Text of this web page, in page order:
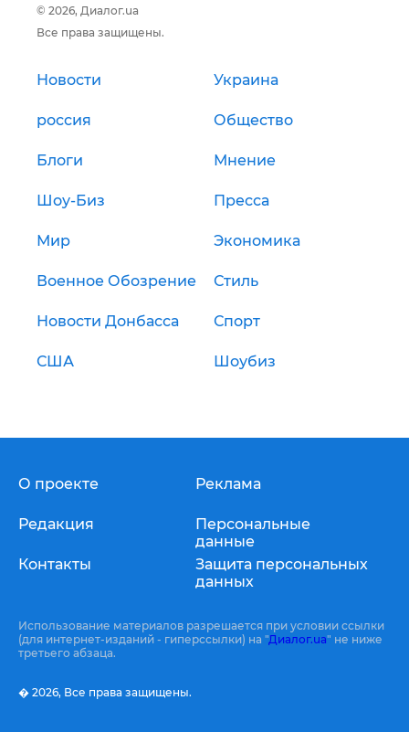
© 2026, Диалог.ua
Все права защищены.
Новости Украина
россия Общество
Блоги Мнение
Шоу-Биз Пресса
Мир Экономика
Военное Обозрение Стиль
Новости Донбасса Спорт
США Шоубиз
О проекте
Редакция
Контакты
Реклама
Персональные
данные
Защита персональных
данных
Использование материалов разрешается при условии ссылки
(для интернет-изданий - гиперссылки) на "Диалог.ua" не ниже
третьего абзаца.
� 2026, Все права защищены.